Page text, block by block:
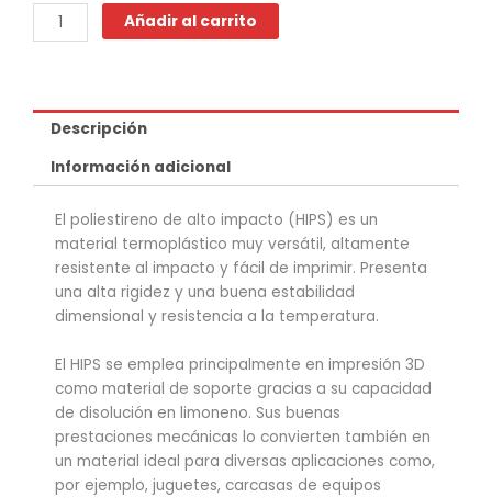
Negro
cantidad
Añadir al carrito
Descripción
Información adicional
El poliestireno de alto impacto (HIPS) es un
material termoplástico muy versátil, altamente
resistente al impacto y fácil de imprimir. Presenta
una alta rigidez y una buena estabilidad
dimensional y resistencia a la temperatura.
El HIPS se emplea principalmente en impresión 3D
como material de soporte gracias a su capacidad
de disolución en limoneno. Sus buenas
prestaciones mecánicas lo convierten también en
un material ideal para diversas aplicaciones como,
por ejemplo, juguetes, carcasas de equipos